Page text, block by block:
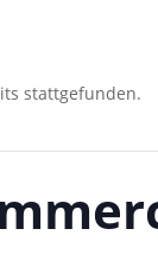
stattgefunden.